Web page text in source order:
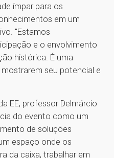
ímpar para os
em um
"Estamos
e o envolvimento
histórica. É uma
seu potencial e
EE, professor Delmárcio
do evento como um
de soluções
espaço onde os
da caixa, trabalhar em